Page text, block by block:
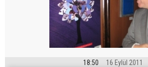
18:50 16 Eylül 2011